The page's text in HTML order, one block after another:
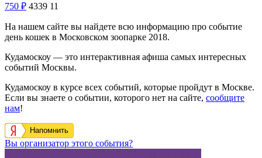
750 ₽ 4339 11
На нашем сайте вы найдете всю информацию про событие
день кошек в Московском зоопарке 2018.
Кудамоскоу — это интерактивная афиша самых интересных
событий Москвы.
Кудамоскоу в курсе всех событий, которые пройдут в Москве.
Если вы знаете о событии, которого нет на сайте, сообщите
нам!
Напомнить
Вы организатор этого события?